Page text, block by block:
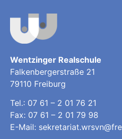
Wentzinger Realschule
Falkenbergerstraße 21
79110 Freiburg
Tel.: 07 61 – 2 01 76 21
Fax: 07 61 – 2 01 79 98
E-Mail: